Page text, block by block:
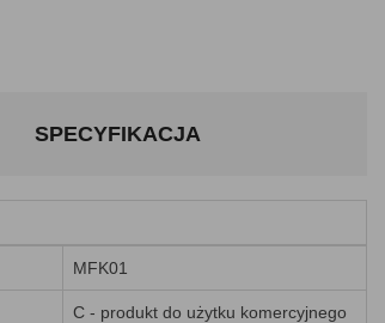
SPECYFIKACJA
MFK01
C - produkt do użytku komercyjnego